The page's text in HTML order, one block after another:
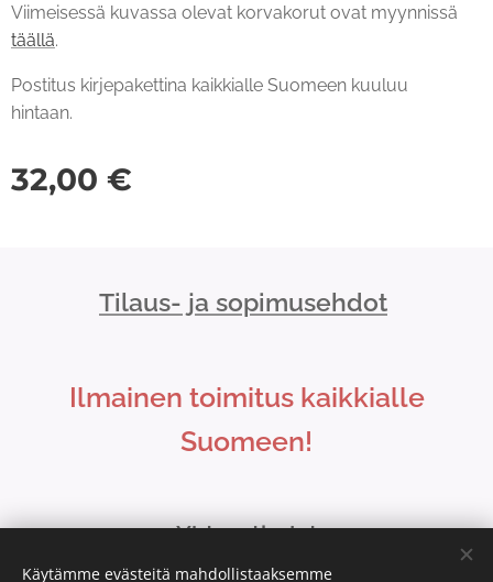
Viimeisessä kuvassa olevat korvakorut ovat myynnissä
täällä.
Postitus kirjepakettina kaikkialle Suomeen kuuluu
hintaan.
32,00 €
Tilaus- ja sopimusehdot
Ilmainen toimitus kaikkialle
Suomeen!
Yhteystiedot
Käytämme evästeitä mahdollistaaksemme